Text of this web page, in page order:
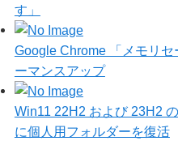
す」
Google Chrome 「メモリ
ーマンスアップ
Win11 22H2 および 23H2
に個人用フォルダーを復活